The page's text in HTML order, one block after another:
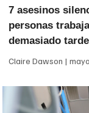
7 asesinos
personas
demasiado tarde
Claire Dawson